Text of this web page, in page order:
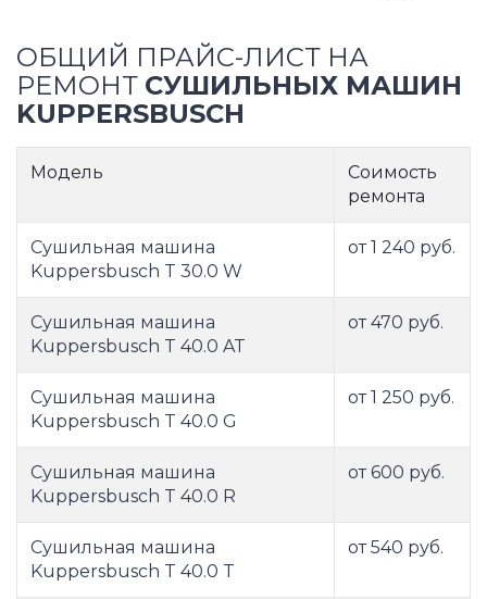
ОБЩИЙ ПРАЙС-ЛИСТ НА
РЕМОНТ СУШИЛЬНЫХ МАШИН
KUPPERSBUSCH
Модель
Соимость
ремонта
Сушильная машина
Kuppersbusch T 30.0 W
от 1 240 руб.
Сушильная машина
Kuppersbusch T 40.0 AT
от 470 руб.
Сушильная машина
Kuppersbusch T 40.0 G
от 1 250 руб.
Сушильная машина
Kuppersbusch T 40.0 R
от 600 руб.
Сушильная машина
Kuppersbusch T 40.0 T
от 540 руб.